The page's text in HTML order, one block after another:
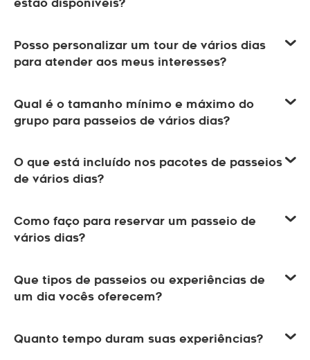
estão disponíveis?
Posso personalizar um tour de vários dias
para atender aos meus interesses?
Qual é o tamanho mínimo e máximo do
grupo para passeios de vários dias?
O que está incluído nos pacotes de passeios
de vários dias?
Como faço para reservar um passeio de
vários dias?
Que tipos de passeios ou experiências de
um dia vocês oferecem?
Quanto tempo duram suas experiências?